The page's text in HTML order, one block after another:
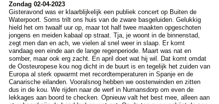
Zondag 02-04-2023
Gisteravond was er klaarblijkelijk een publiek concert op Buiten de
Waterpoort. Soms trilt ons huis van de zware basgeluiden. Gelukkig
hield het om twaalf uur op, maar tot half twee maakten opgeschoten
jongens en meiden kabaal op straat. Tja, je woont in de binnenstad,
zegt men dan en ach, we vielen al snel weer in slaap. Er komt
vandaag een einde aan de lange regenperiode. Maart was nat en
somber, maar ook erg zacht. En april doet wat hij wil. Dat komt omdat
de Oosteuropese kou nog dicht in de buurt is en tegelijk het zuiden van
Europa al sterk opwarmt met recordtemperaturen in Spanje en de
Canarische eilanden. Vooralsnog hebben we oostenwinden en zitten
dus in de kou. We rijden naar de werf in Numansdorp om even de
lekkages aan boord te checken. Opnieuw valt het best mee, alleen aan